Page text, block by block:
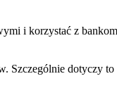
i korzystać z
Szczególnie dotyczy